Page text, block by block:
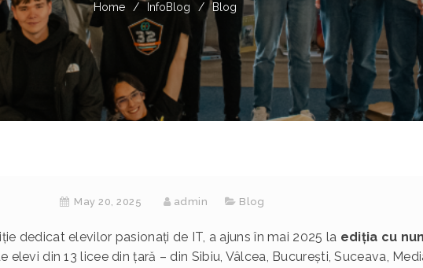
Home / InfoBlog / Blog
May 20, 2025 admin Blog
dedicat elevilor pasionați de IT, a ajuns în mai 2025 la ediția cu
din 13 licee din țară – din Sibiu, Vâlcea, București, Suceava,